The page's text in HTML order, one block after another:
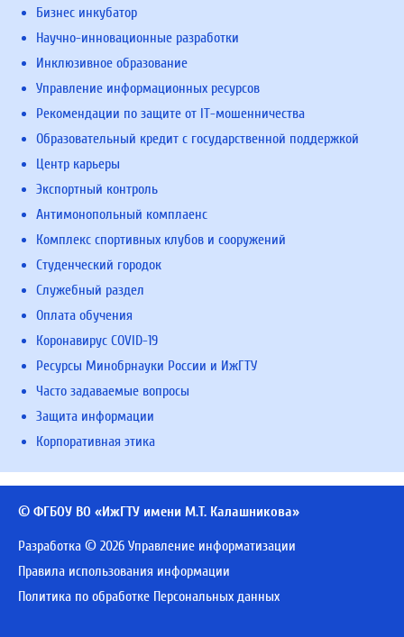
Бизнес инкубатор
Научно-инновационные разработки
Инклюзивное образование
Управление информационных ресурсов
Рекомендации по защите от IT-мошенничества
Образовательный кредит с государственной поддержкой
Центр карьеры
Экспортный контроль
Антимонопольный комплаенс
Комплекс спортивных клубов и сооружений
Студенческий городок
Служебный раздел
Оплата обучения
Коронавирус COVID-19
Ресурсы Минобрнауки России и ИжГТУ
Часто задаваемые вопросы
Защита информации
Корпоративная этика
© ФГБОУ ВО «ИжГТУ имени М.Т. Калашникова»
Разработка © 2026 Управление информатизации
Правила использования информации
Политика по обработке Персональных данных